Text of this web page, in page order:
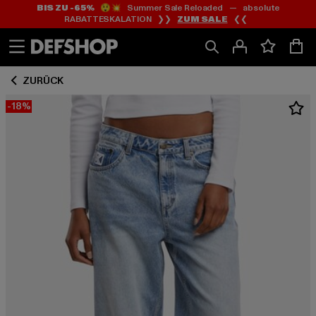
Zum
Inhalt
springen
Zum
Fußzeile
springen
BIS ZU -65%😲💥 Summer Sale Reloaded — absolute
RABATTESKALATION ❯❯ ZUM SALE ❮❮
ZURÜCK
-18%